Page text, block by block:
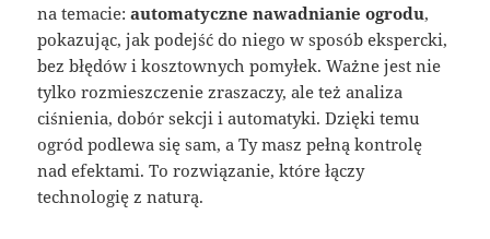
na temacie:automatyczne nawadnianie ogrodu,
pokazując, jak podejść do niego w sposób ekspercki,
bez błędów i kosztownych pomyłek. Ważne jest nie
tylko rozmieszczenie zraszaczy, ale też analiza
ciśnienia, dobór sekcji i automatyki. Dzięki temu
ogród podlewa się sam, a Ty masz pełną kontrolę
nad efektami. To rozwiązanie, które łączy
technologię z naturą.